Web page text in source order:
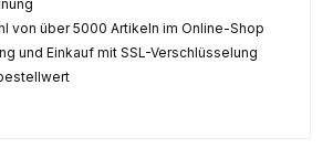
von über 5000 Artikeln im Online-Shop
und Einkauf mit SSL-Verschlüsselung